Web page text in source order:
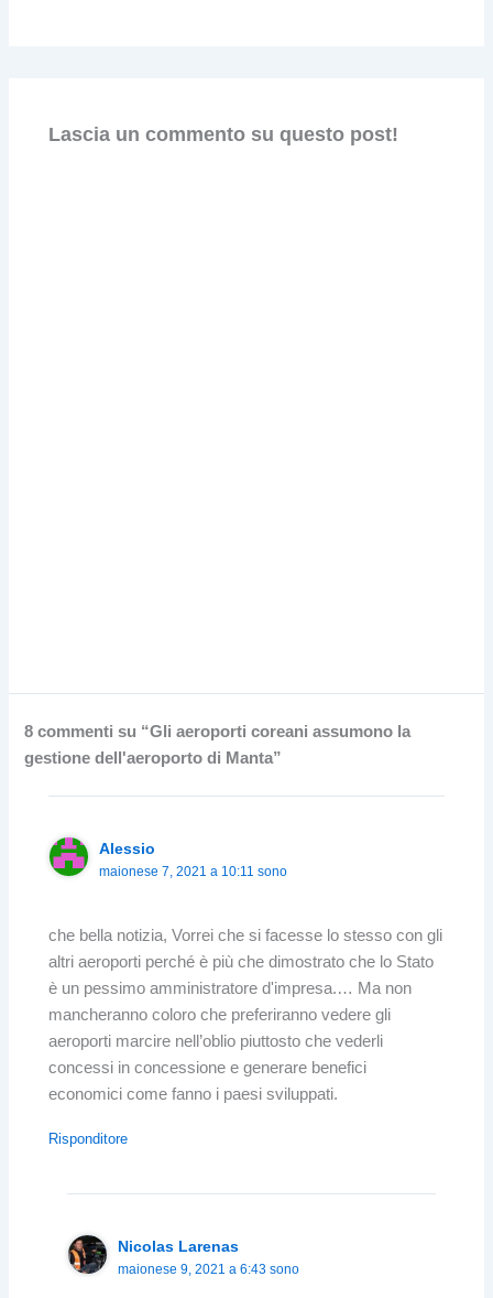
Lascia un commento su questo post!
8 commenti su “Gli aeroporti coreani assumono la
gestione dell'aeroporto di Manta”
Alessio
maionese 7, 2021 a 10:11 sono
che bella notizia, Vorrei che si facesse lo stesso con gli
altri aeroporti perché è più che dimostrato che lo Stato
è un pessimo amministratore d'impresa.… Ma non
mancheranno coloro che preferiranno vedere gli
aeroporti marcire nell’oblio piuttosto che vederli
concessi in concessione e generare benefici
economici come fanno i paesi sviluppati.
Risponditore
Nicolas Larenas
maionese 9, 2021 a 6:43 sono